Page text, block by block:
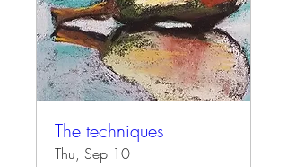
The techniques
Thu, Sep 10